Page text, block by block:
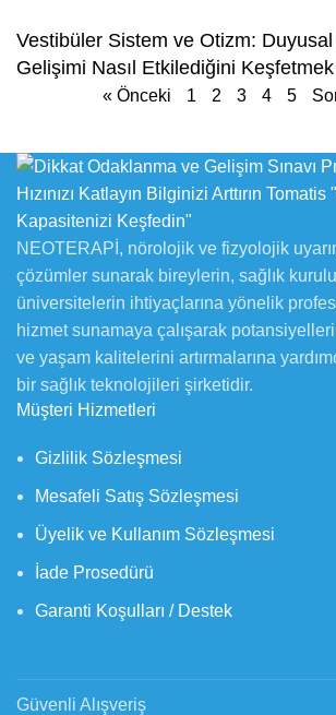
Vestibüler Sistem ve Otizm:
Gelişimi Nasıl Etkilediğini Keşfetmek
« Önceki 1 2 3 4 5
NEOTERAPİ, nörolojik ve fizyolojik
çözümler sunarak bireylerin, sağlık
üniversitelerin ihtiyaçlarına yönelik
hizmet sunamaya çalışarak
ve yaşam kalitelerini artırmalarına
bir sağlık teknolojileri şirketidir.
Müşteri Hizmetleri
Gizlilik Sözleşmesi
Mesafeli Satış Sözleşmesi
Üyelik ve Kullanım Sözleşmesi
İade Prosedürü
Garanti Koşulları / Destek
Güvenli Alışveriş